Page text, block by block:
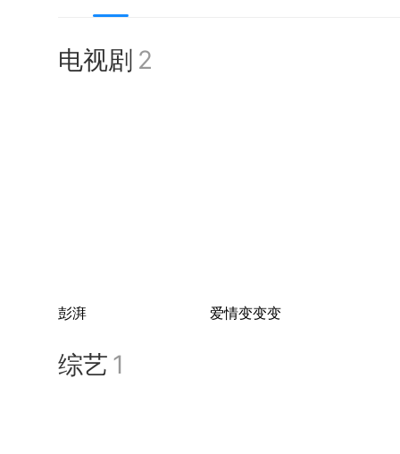
电视剧 2
彭湃 爱情变变变
综艺 1